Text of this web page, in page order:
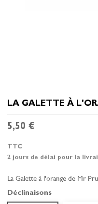
LA GALETTE À
5,50 €
TTC
2 jours de délai pour la
La Galette à l'orange de Mr
Déclinaisons